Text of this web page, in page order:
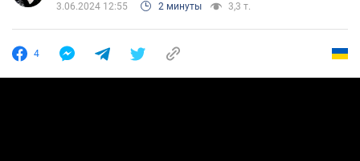
3.06.2024 12:55 2 минуты 3,3 т.
4